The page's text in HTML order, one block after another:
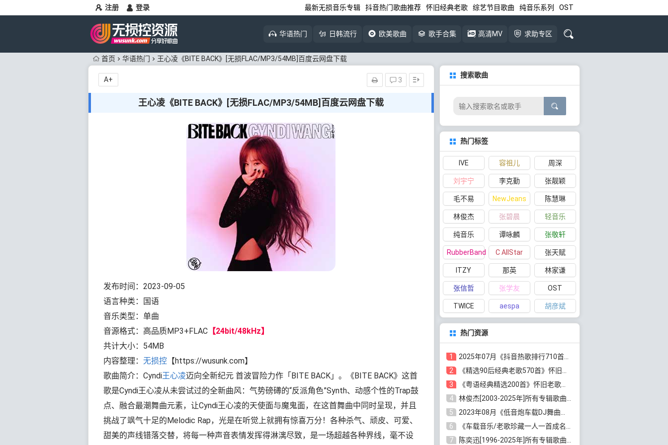
注册 登录 最新无损音乐专辑 抖音热门歌曲推荐 怀旧经典老歌 综艺节目歌曲 纯音乐系列 OST
华语热门 日韩流行 欧美歌曲 歌手合集 高清MV 求助专区
首页 华语热门 王心凌《BITE BACK》[无损FLAC/MP3/54MB]百度云网盘下载
王心凌《BITE BACK》[无损FLAC/MP3/54MB]百度云网盘下载
3
A+
发布时间：2023-09-05
语言种类：国语
音乐类型：单曲
音源格式：高品质MP3+FLAC 【24bit/48kHz】
共计大小：54MB
内容整理： 无损控 【https://wusunk.com】
歌曲简介：Cyndi王心凌迈向全新纪元 首波冒险力作「BITE BACK」。《BITE BACK》这首
歌是Cyndi王心凌从未尝试过的全新曲风：气势磅礡的“反派角色”Synth、动感个性的Trap鼓
点、融合最潮舞曲元素，让Cyndi王心凌的天使面与魔鬼面，在这首舞曲中同时呈现，并且
挑战了飒气十足的Melodic Rap，光是在听觉上就拥有惊喜万分！各种杀气、顽皮、可爱、
甜美的声线错落交替，将每一种声音表情发挥得淋漓尽致，是一场超越各种界线，毫不设
搜索歌曲
热门标签
IVE 容祖儿 周深
刘宇宁 李克勤 张靓颖
毛不易 NewJeans 陈慧琳
林俊杰 张碧晨 轻音乐
纯音乐 谭咏麟 张敬轩
RubberBand C AllStar 张天赋
ITZY 那英 林家谦
张信哲 张学友 OST
TWICE aespa 胡彦斌
热门资源
1
2025年07月《抖音热歌排行710首》最火热门歌曲整理[高品质MP3/320K/5.35GB]百度云网盘下载
2
《精选90后经典老歌570首》怀旧歌曲合集[高品质MP3/320K/5.44GB]百度云网盘下载
3
《粤语经典精选200首》怀旧老歌大全[无损FLAC/MP3/6.77GB]百度云网盘下载
4
林俊杰[2003-2025年]所有专辑歌曲全集[无损FLAC/MP3/13.05GB]百度云网盘下载
5
2023年08月《低音炮车载DJ舞曲排行360首》劲爆歌曲合集[高品质MP3/320K/2.86GB]百度云网盘下载
6
《车载音乐/老歌珍藏一人一首成名曲12CD》[无损WAV分轨+MP3/6.79GB]百度云网盘下载
7
陈奕迅[1996-2025年]所有专辑歌曲合集[无损FLAC/MP3/48.18GB]百度云网盘下载